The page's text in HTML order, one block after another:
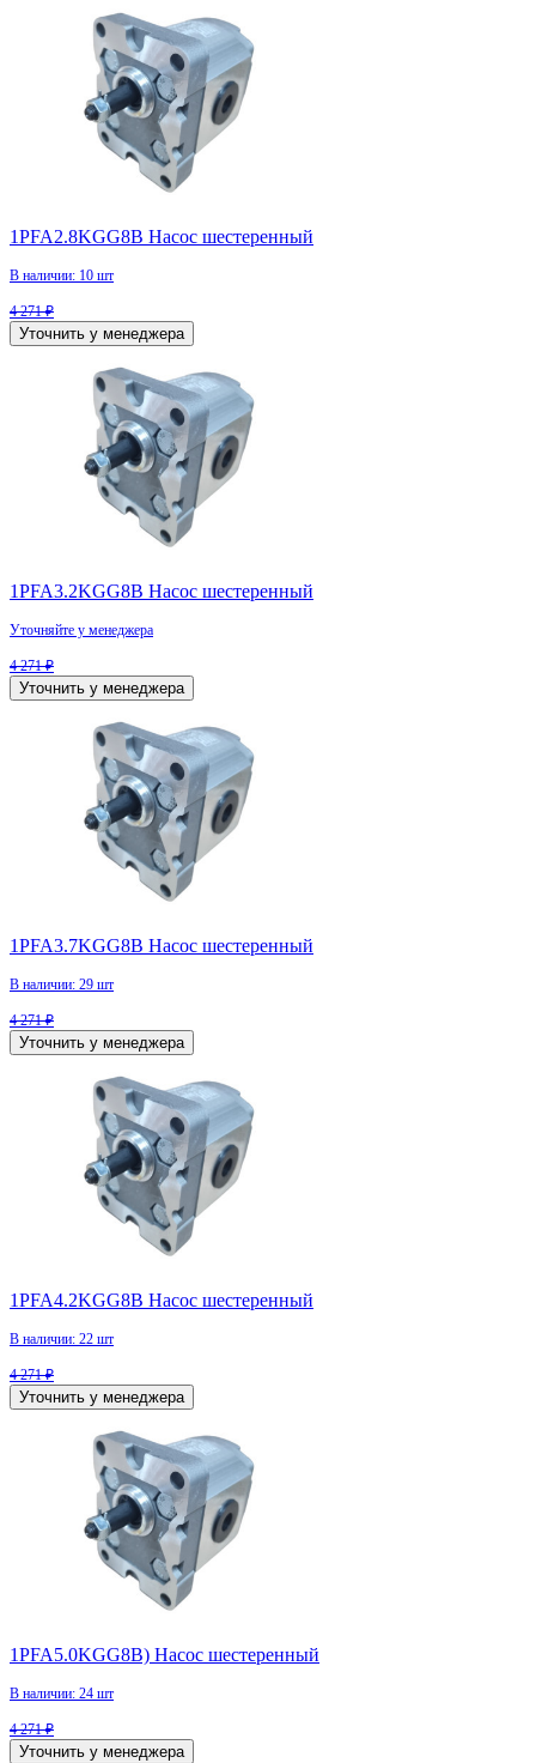
1PFA2.8KGG8B Насос шестеренный
В наличии: 10 шт
4 271 ₽
Уточнить у менеджера
1PFA3.2KGG8B Насос шестеренный
Уточняйте у менеджера
4 271 ₽
Уточнить у менеджера
1PFA3.7KGG8B Насос шестеренный
В наличии: 29 шт
4 271 ₽
Уточнить у менеджера
1PFA4.2KGG8B Насос шестеренный
В наличии: 22 шт
4 271 ₽
Уточнить у менеджера
1PFA5.0KGG8B) Насос шестеренный
В наличии: 24 шт
4 271 ₽
Уточнить у менеджера